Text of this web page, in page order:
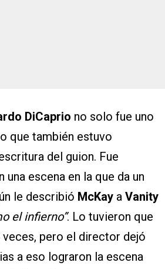
DiCaprio no solo fue uno
que también estuvo
del guion. Fue
una escena en la que da un
le describió McKay a Vanity
el infierno”. Lo tuvieron que
pero el director dejó
a eso lograron la escena